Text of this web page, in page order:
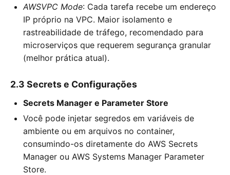
AWSVPC Mode: Cada tarefa recebe um endereço
IP próprio na VPC. Maior isolamento e
rastreabilidade de tráfego, recomendado para
microserviços que requerem segurança granular
(melhor prática atual).
2.3 Secrets e Configurações
Secrets Manager e Parameter Store
Você pode injetar segredos em variáveis de
ambiente ou em arquivos no container,
consumindo-os diretamente do AWS Secrets
Manager ou AWS Systems Manager Parameter
Store.